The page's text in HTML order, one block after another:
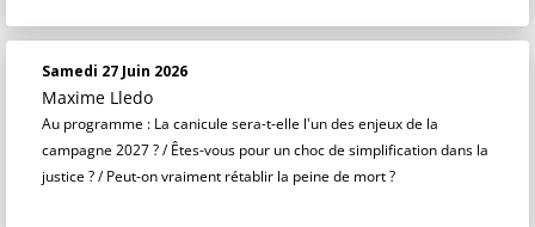
Samedi 27 Juin 2026
Maxime Lledo
Au programme : La canicule sera-t-elle l'un des enjeux de la
campagne 2027 ? / Êtes-vous pour un choc de simplification dans la
justice ? / Peut-on vraiment rétablir la peine de mort ?